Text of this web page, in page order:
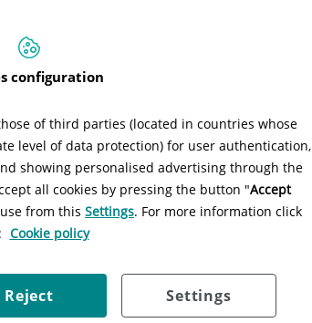
Mujeres Test de Fertilidad en Pareja
configuration
of third parties (located in countries whose
level of data protection) for user authentication,
showing personalised advertising through the
all cookies by pressing the button "Accept
from this Settings. For more information click
Cookie policy
Settings
Reject